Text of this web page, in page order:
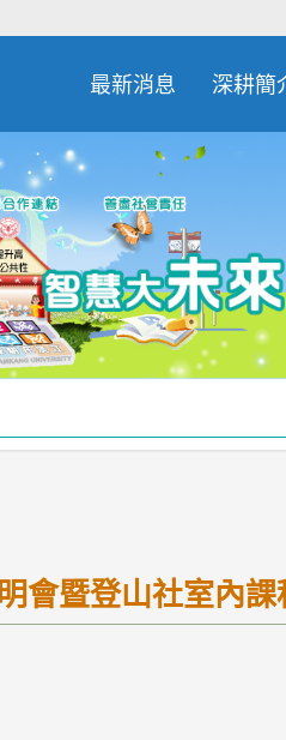
最新消息 深耕簡
會暨登山社室內課